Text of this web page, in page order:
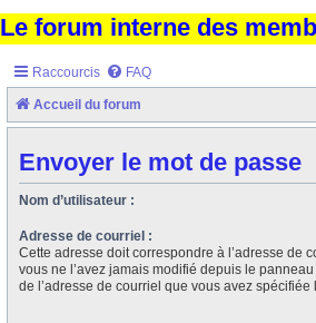
Le forum interne des
Raccourcis FAQ
Accueil du forum
Envoyer le mot de passe
Nom d’utilisateur :
Adresse de courriel :
Cette adresse doit correspondre à l’adresse de
vous ne l’avez jamais modifié depuis le
de l’adresse de courriel que vous avez